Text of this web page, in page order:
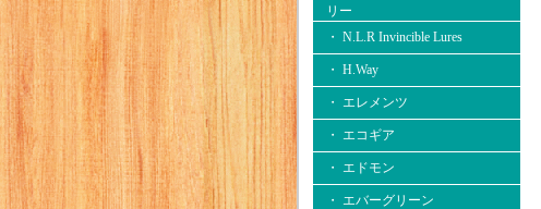
リー
・ N.L.R Invincible Lures
・ H.Way
・ エレメンツ
・ エコギア
・ エドモン
・ エバーグリーン